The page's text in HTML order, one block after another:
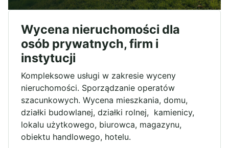
Wycena nieruchomości dla
osób prywatnych, firm i
instytucji
Kompleksowe usługi w zakresie wyceny
nieruchomości. Sporządzanie operatów
szacunkowych. Wycena mieszkania, domu,
działki budowlanej, działki rolnej, kamienicy,
lokalu użytkowego, biurowca, magazynu,
obiektu handlowego, hotelu.